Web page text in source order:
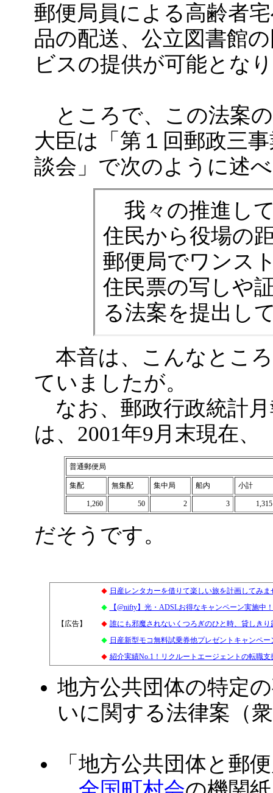
郵便局員による高齢者
品の配送、公立図書館
ビスの提供が可能とな
ところで、この法案
大臣は「第１回郵政三
談会」で次のように述
我々の推進し
住民から役場の
郵便局でワンス
住民票の写しや
る法案を提出し
本音は、こんなとこ
ていましたが。
なお、郵政行政統計
は、2001年9月末現在、
普通郵便局
集配 無集配 集中局 船内 小計
1,260 50 2 3 1,315
だそうです。
【広告】
◆ 日産レンタカーを借りて楽しい旅を計画してみ
◆ 【@nifty】光・ADSLお得なキャンペーン実施中
◆ 誰にも邪魔されないくつろぎのひと時、貸しき
◆ 日産新型モコ無料試乗券他プレゼントキャンペー
◆ 紹介実績No.1！リクルートエージェントの転職支
地方公共団体の特定
いに関する法律案（
「地方公共団体と郵